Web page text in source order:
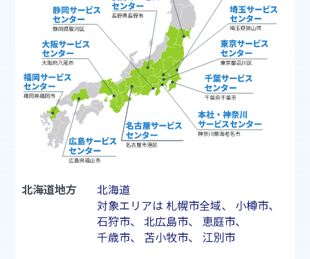
北海道地方
北海道
対象エリアは 札幌市全域、 小樽市、
石狩市、 北広島市、 恵庭市、
千歳市、 苫小牧市、 江別市